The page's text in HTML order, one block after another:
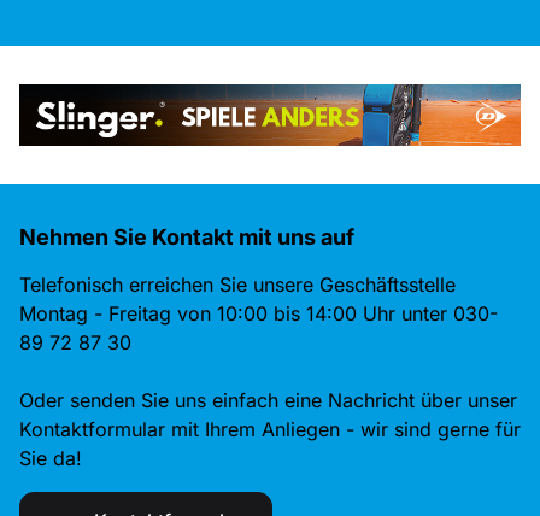
Nehmen Sie Kontakt mit uns auf
Telefonisch erreichen Sie unsere Geschäftsstelle
Montag - Freitag von 10:00 bis 14:00 Uhr unter 030-
89 72 87 30
Oder senden Sie uns einfach eine Nachricht über unser
Kontaktformular mit Ihrem Anliegen - wir sind gerne für
Sie da!